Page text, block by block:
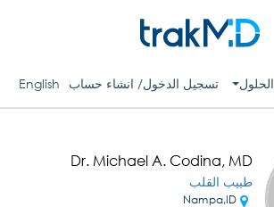
الحلول تسجيل الدخول/ انشاء حساب English
Dr. Michael A. Codina, MD
طبيب القلب